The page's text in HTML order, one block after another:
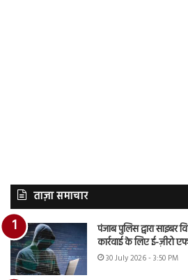
ताज़ा समाचार
पंजाब पुलिस द्वारा साइबर
कार्रवाई के लिए ई-
30 July 2026 - 3:50 PM